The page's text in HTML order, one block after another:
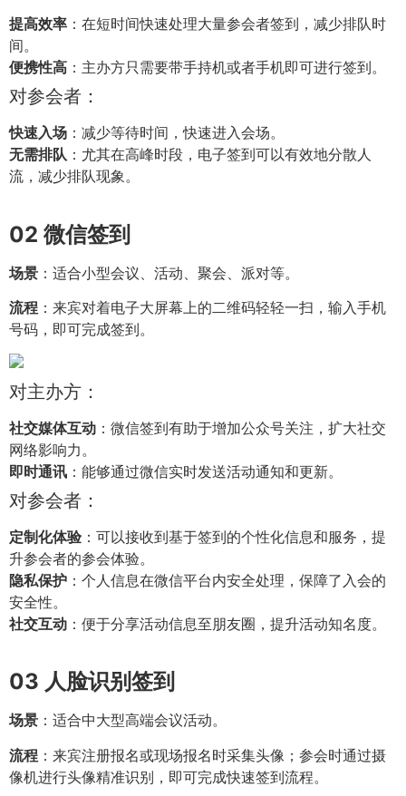
提高效率 ：在短时间快速处理大量参会者签到，减少排队时
间。
便携性高 ：主办方只需要带手持机或者手机即可进行签到。
对参会者：
快速入场 ：减少等待时间，快速进入会场。
无需排队 ：尤其在高峰时段，电子签到可以有效地分散人
流，减少排队现象。
02 微信签到
场景 ：适合小型会议、活动、聚会、派对等。
流程 ：来宾对着电子大屏幕上的二维码轻轻一扫，输入手机
号码，即可完成签到。
对主办方：
社交媒体互动 ：微信签到有助于增加公众号关注，扩大社交
网络影响力。
即时通讯 ：能够通过微信实时发送活动通知和更新。
对参会者：
定制化体验 ：可以接收到基于签到的个性化信息和服务，提
升参会者的参会体验。
隐私保护 ：个人信息在微信平台内安全处理，保障了入会的
安全性。
社交互动 ：便于分享活动信息至朋友圈，提升活动知名度。
03 人脸识别签到
场景 ：适合中大型高端会议活动。
流程 ：来宾注册报名或现场报名时采集头像；参会时通过摄
像机进行头像精准识别，即可完成快速签到流程。